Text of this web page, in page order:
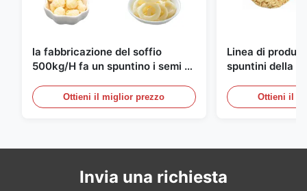
la fabbricazione del soffio
500kg/H fa un spuntino i semi di
automaticiOttieni il miglior prezzo
Linea di
spuntini della
10000pcs/8h
Ottieni il
Invia una richiesta